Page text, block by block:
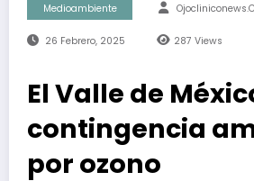
Medioambiente
26 Febrero, 2025 287 Views
El Valle de
contingencia
por ozono